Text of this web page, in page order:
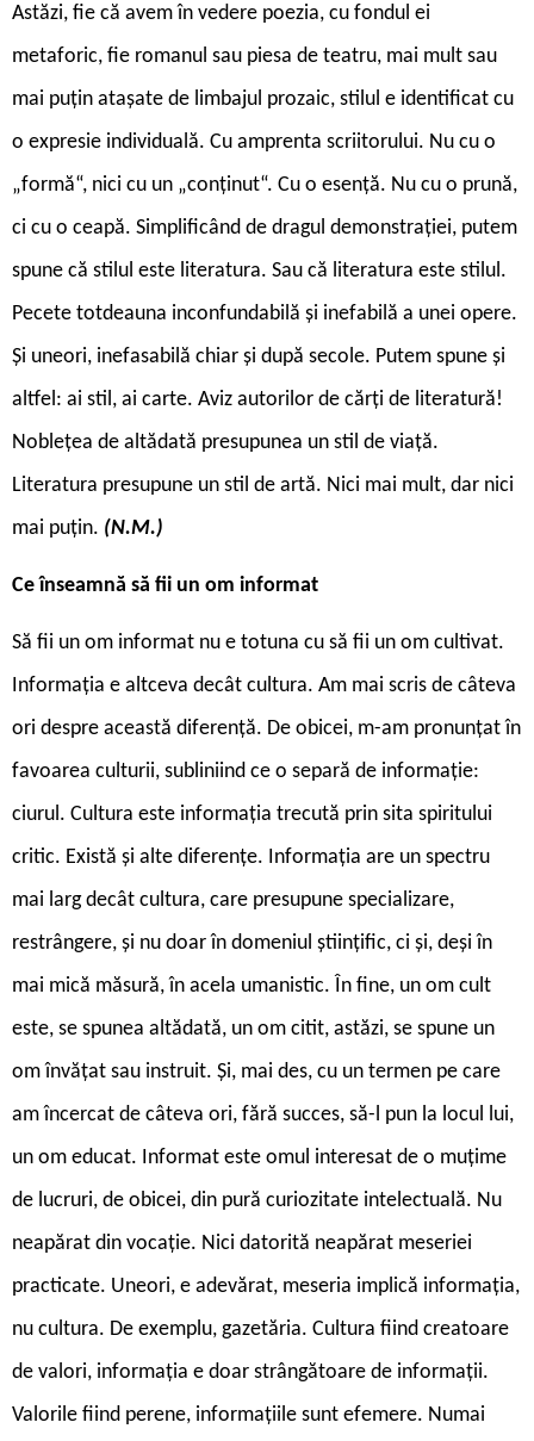
Astăzi, fie că avem în vedere poezia, cu fondul ei
metaforic, fie romanul sau piesa de teatru, mai mult sau
mai puțin atașate de limbajul prozaic, stilul e identificat cu
o expresie individuală. Cu amprenta scriitorului. Nu cu o
„formă“, nici cu un „conținut“. Cu o esență. Nu cu o prună,
ci cu o ceapă. Simplificând de dragul demonstrației, putem
spune că stilul este literatura. Sau că literatura este stilul.
Pecete totdeauna inconfundabilă și inefabilă a unei opere.
Și uneori, inefasabilă chiar și după secole. Putem spune și
altfel: ai stil, ai carte. Aviz autorilor de cărți de literatură!
Noblețea de altădată presupunea un stil de viață.
Literatura presupune un stil de artă. Nici mai mult, dar nici
mai puțin. (N.M.)
Ce înseamnă să fii un om informat
Să fii un om informat nu e totuna cu să fii un om cultivat.
Informația e altceva decât cultura. Am mai scris de câteva
ori despre această diferență. De obicei, m-am pronunțat în
favoarea culturii, subliniind ce o separă de informație:
ciurul. Cultura este informația trecută prin sita spiritului
critic. Există și alte diferențe. Informația are un spectru
mai larg decât cultura, care presupune specializare,
restrângere, și nu doar în domeniul științific, ci și, deși în
mai mică măsură, în acela umanistic. În fine, un om cult
este, se spunea altădată, un om citit, astăzi, se spune un
om învățat sau instruit. Și, mai des, cu un termen pe care
am încercat de câteva ori, fără succes, să-l pun la locul lui,
un om educat. Informat este omul interesat de o muțime
de lucruri, de obicei, din pură curiozitate intelectuală. Nu
neapărat din vocație. Nici datorită neapărat meseriei
practicate. Uneori, e adevărat, meseria implică informația,
nu cultura. De exemplu, gazetăria. Cultura fiind creatoare
de valori, informația e doar strângătoare de informații.
Valorile fiind perene, informațiile sunt efemere. Numai